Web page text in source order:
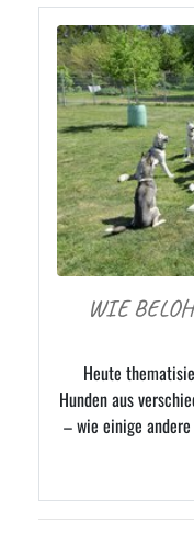
WIE
Heute
Hunden aus
– wie einige